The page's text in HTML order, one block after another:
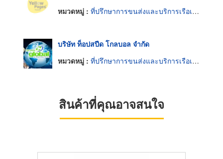
หมวดหมู่ : ที่ปรึกษาการขนส่งและบริการเรือเดินทะเล
บริษัท ท็อปสปีด โกลบอล จำกัด
หมวดหมู่ : ที่ปรึกษาการขนส่งและบริการเรือเดินทะเล
สินค้าที่คุณอาจสนใจ